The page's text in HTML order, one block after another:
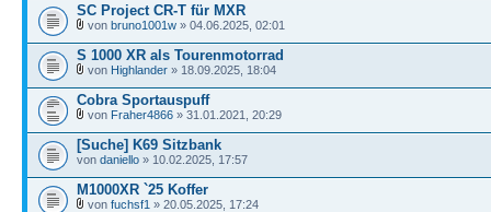
SC Project CR-T für MXR
von bruno1001w » 04.06.2025, 02:01
S 1000 XR als Tourenmotorrad
von Highlander » 18.09.2025, 18:04
Cobra Sportauspuff
von Fraher4866 » 31.01.2021, 20:29
[Suche] K69 Sitzbank
von daniello » 10.02.2025, 17:57
M1000XR `25 Koffer
von fuchsf1 » 20.05.2025, 17:24